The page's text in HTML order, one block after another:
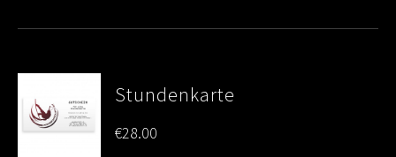
Stundenkarte
€28.00